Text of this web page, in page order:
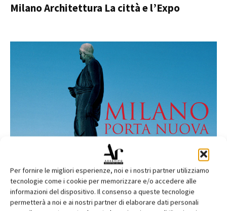
Per fornire le migliori esperienze, noi e i nostri partner utilizziamo
tecnologie come i cookie per memorizzare e/o accedere alle
informazioni del dispositivo. Il consenso a queste tecnologie
permetterà a noi e ai nostri partner di elaborare dati personali
Milano Architettura La città e l’Expo